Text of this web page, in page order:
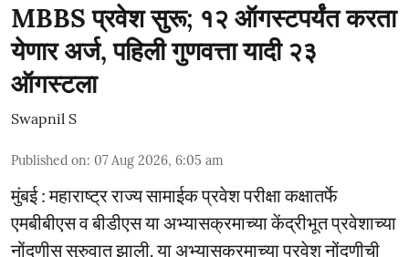
MBBS प्रवेश सुरू; १२ ऑगस्टपर्यंत करता
येणार अर्ज, पहिली गुणवत्ता यादी २३
ऑगस्टला
Swapnil S
Published on: 07 Aug 2026, 6:05 am
मुंबई : महाराष्ट्र राज्य सामाईक प्रवेश परीक्षा कक्षातर्फे
एमबीबीएस व बीडीएस या अभ्यासक्रमाच्या केंद्रीभूत प्रवेशाच्या
नोंदणीस सुरुवात झाली. या अभ्यासक्रमाच्या प्रवेश नोंदणीची